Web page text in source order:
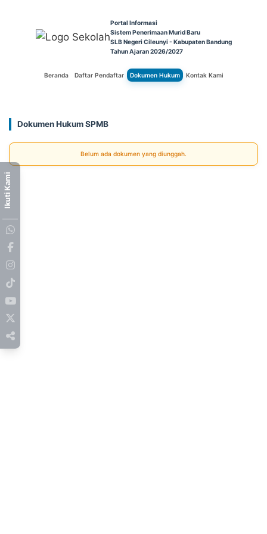
Portal Informasi
Sistem Penerimaan Murid Baru
SLB Negeri Cileunyi - Kabupaten Bandung
Tahun Ajaran 2026/2027
Beranda Daftar Pendaftar Dokumen Hukum Kontak Kami
Dokumen Hukum SPMB
Belum ada dokumen yang diunggah.
Ikuti Kami